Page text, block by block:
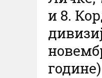
и 8.
године)